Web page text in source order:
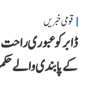
قومی خبریں
ڈابر کو عبوری
کے پابندی والے